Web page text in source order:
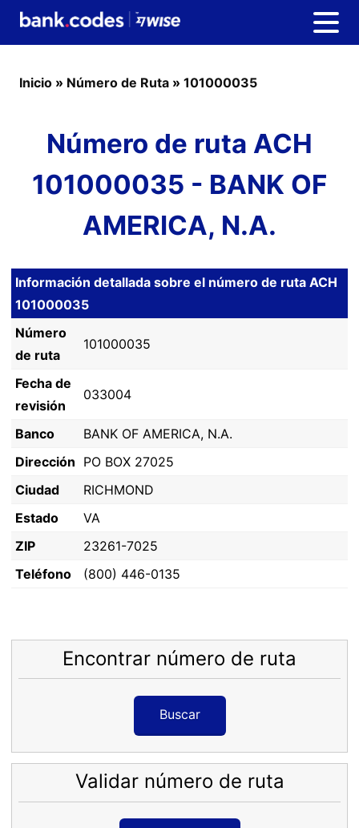
Inicio » Número de Ruta » 101000035
Número de ruta ACH
101000035 - BANK OF
AMERICA, N.A.
Información detallada sobre el número de ruta ACH
101000035
Número
de ruta
101000035
Fecha de
revisión
033004
Banco
BANK OF AMERICA, N.A.
Dirección PO BOX 27025
Ciudad
RICHMOND
Estado
VA
ZIP
23261-7025
Teléfono
(800) 446-0135
Encontrar número de ruta
Buscar
Validar número de ruta